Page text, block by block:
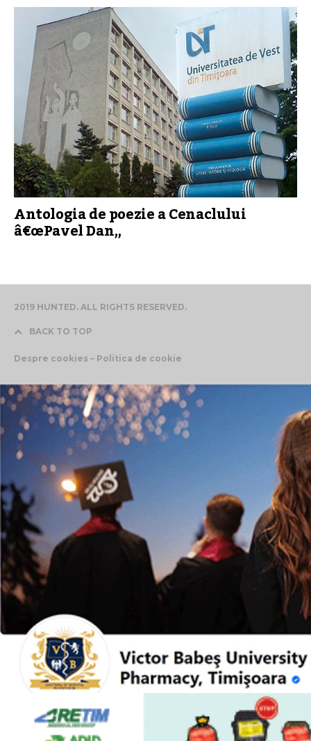
Antologia de poezie a Cenaclului
â€œPavel Dan„
2019 HUNTED. ALL RIGHTS RESERVED.
BACK TO TOP
Despre cookies – Politica de cookie